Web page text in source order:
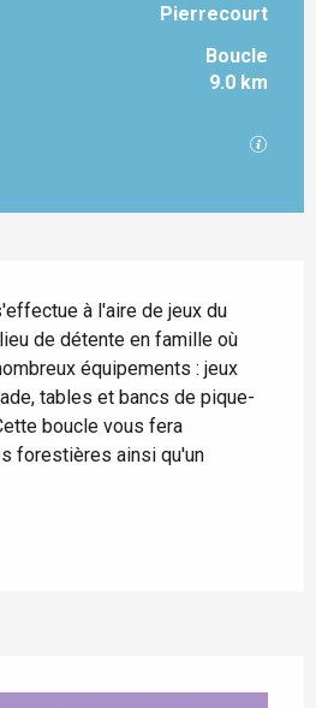
Pierrecourt
Boucle
9.0 km
à l'aire de jeux du
de détente en famille où
équipements : jeux
tables et bancs de pique-
boucle vous fera
forestières ainsi qu'un